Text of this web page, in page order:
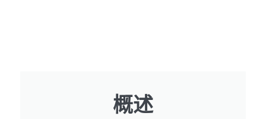
概述